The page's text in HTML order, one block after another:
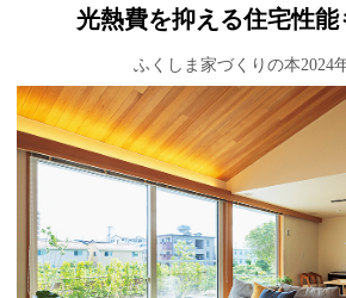
光熱費を抑える住宅性能
ふくしま家づくりの本2024